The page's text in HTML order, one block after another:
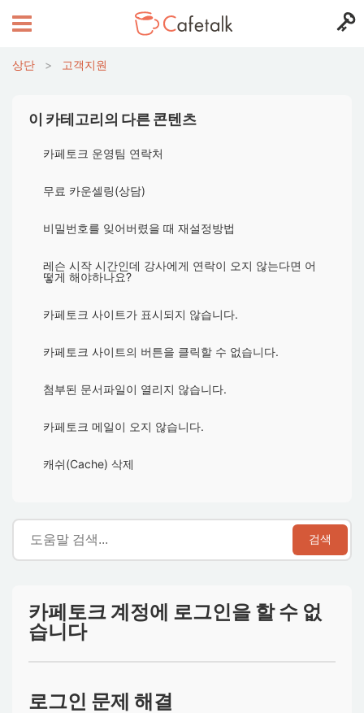
상단 > 고객지원
이 카테고리의 다른 콘텐츠
카페토크 운영팀 연락처
무료 카운셀링(상담)
비밀번호를 잊어버렸을 때 재설정방법
레슨 시작 시간인데 강사에게 연락이 오지 않는다면 어
떻게 해야하나요?
카페토크 사이트가 표시되지 않습니다.
카페토크 사이트의 버튼을 클릭할 수 없습니다.
첨부된 문서파일이 열리지 않습니다.
카페토크 메일이 오지 않습니다.
캐쉬(Cache) 삭제
검색
카페토크 계정에 로그인을 할 수 없
습니다
로그인 문제 해결